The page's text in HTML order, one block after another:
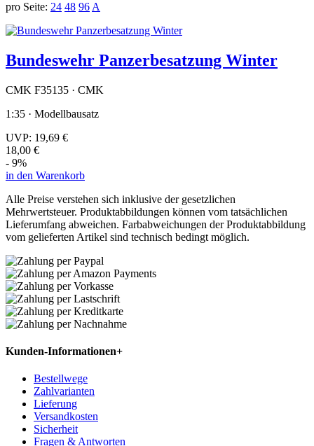
pro Seite: 24 48 96 A
Bundeswehr Panzerbesatzung Winter
CMK F35135 · CMK
1:35 · Modellbausatz
UVP: 19,69 €
18,00 €
- 9%
in den Warenkorb
Alle Preise verstehen sich inklusive der gesetzlichen
Mehrwertsteuer. Produktabbildungen können vom tatsächlichen
Lieferumfang abweichen. Farbabweichungen der Produktabbildung
vom gelieferten Artikel sind technisch bedingt möglich.
Kunden-Informationen+
Bestellwege
Zahlvarianten
Lieferung
Versandkosten
Sicherheit
Fragen & Antworten